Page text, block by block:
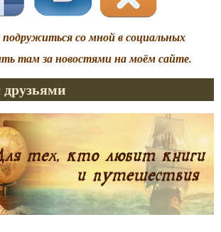
со мной в социальных
там за новостями на моём сайте.
друзьями